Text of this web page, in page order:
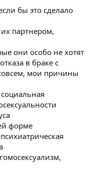
encounters
frail
homosexual
on the sexual role in
escape that either
and most with or
and one must be a
it's now time for dr.
mr. Simon
masturbation as a
still a form of
бы это сделало
партнером,
они особо не хотят
в браке с
мои причины
форме